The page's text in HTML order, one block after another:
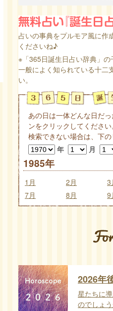
占いの事典をプルモア風に作
くださいね♪
※「365日誕生日占い辞典」の
一般によく知られている十二
い。
あの日は一体どんな日だ
ンをクリックしてください
検索できない場合は、下の
年
月
1985年
1月 2月 3
7月
8月 9
2026年
星たちに
のでしょ